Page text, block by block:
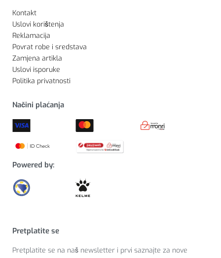
Kontakt
Uslovi korištenja
Reklamacija
Povrat robe i sredstava
Zamjena artikla
Uslovi isporuke
Politika privatnosti
Načini plaćanja
Powered by:
Pretplatite se
Pretplatite se na naš newsletter i prvi saznajte za nove